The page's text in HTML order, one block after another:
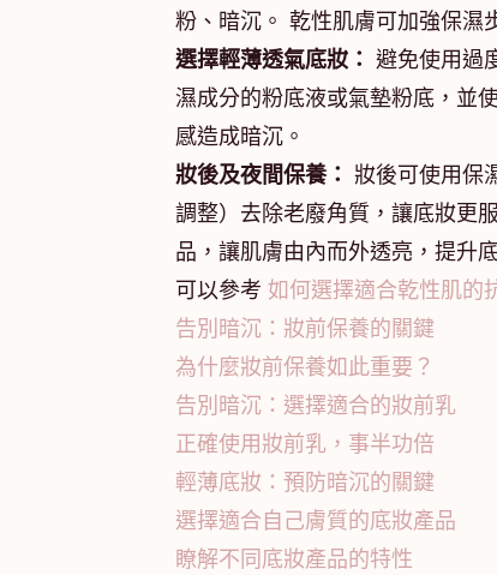
粉、暗沉。 乾性肌膚可加強保濕
選擇輕薄透氣底妝： 避免使用過
濕成分的粉底液或氣墊粉底，並
感造成暗沉。
妝後及夜間保養： 妝後可使用保
調整）去除老廢角質，讓底妝更
品，讓肌膚由內而外透亮，提升
可以參考 如何選擇適合乾性肌的
告別暗沉：妝前保養的關鍵
為什麼妝前保養如此重要？
告別暗沉：選擇適合的妝前乳
正確使用妝前乳，事半功倍
輕薄底妝：預防暗沉的關鍵
選擇適合自己膚質的底妝產品
瞭解不同底妝產品的特性